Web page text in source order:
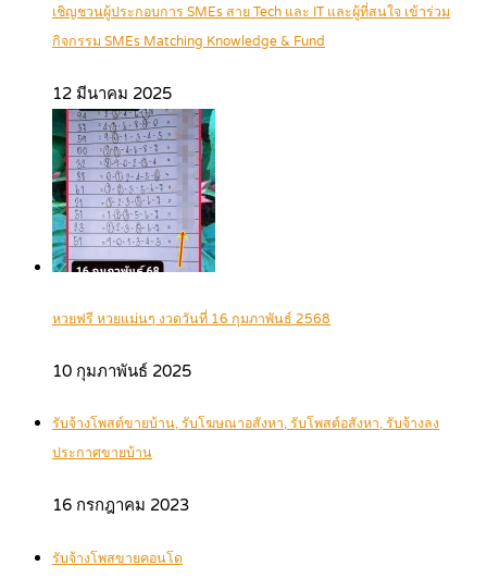
เชิญชวนผู้ประกอบการ SMEs สาย Tech และ IT และผู้ที่สนใจ เข้าร่วม
กิจกรรม SMEs Matching Knowledge & Fund
12 มีนาคม 2025
หวยฟรี หวยแม่นๆ งวดวันที่ 16 กุมภาพันธ์ 2568
10 กุมภาพันธ์ 2025
รับจ้างโพสต์ขายบ้าน, รับโฆษณาอสังหา, รับโพสต์อสังหา, รับจ้างลง
ประกาศขายบ้าน
16 กรกฎาคม 2023
รับจ้างโพสขายคอนโด